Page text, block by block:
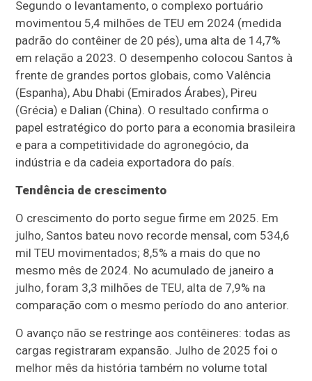
Segundo o levantamento, o complexo portuário
movimentou 5,4 milhões de TEU em 2024 (medida
padrão do contêiner de 20 pés), uma alta de 14,7%
em relação a 2023. O desempenho colocou Santos à
frente de grandes portos globais, como Valência
(Espanha), Abu Dhabi (Emirados Árabes), Pireu
(Grécia) e Dalian (China). O resultado confirma o
papel estratégico do porto para a economia brasileira
e para a competitividade do agronegócio, da
indústria e da cadeia exportadora do país.
Tendência de crescimento
O crescimento do porto segue firme em 2025. Em
julho, Santos bateu novo recorde mensal, com 534,6
mil TEU movimentados; 8,5% a mais do que no
mesmo mês de 2024. No acumulado de janeiro a
julho, foram 3,3 milhões de TEU, alta de 7,9% na
comparação com o mesmo período do ano anterior.
O avanço não se restringe aos contêineres: todas as
cargas registraram expansão. Julho de 2025 foi o
melhor mês da história também no volume total